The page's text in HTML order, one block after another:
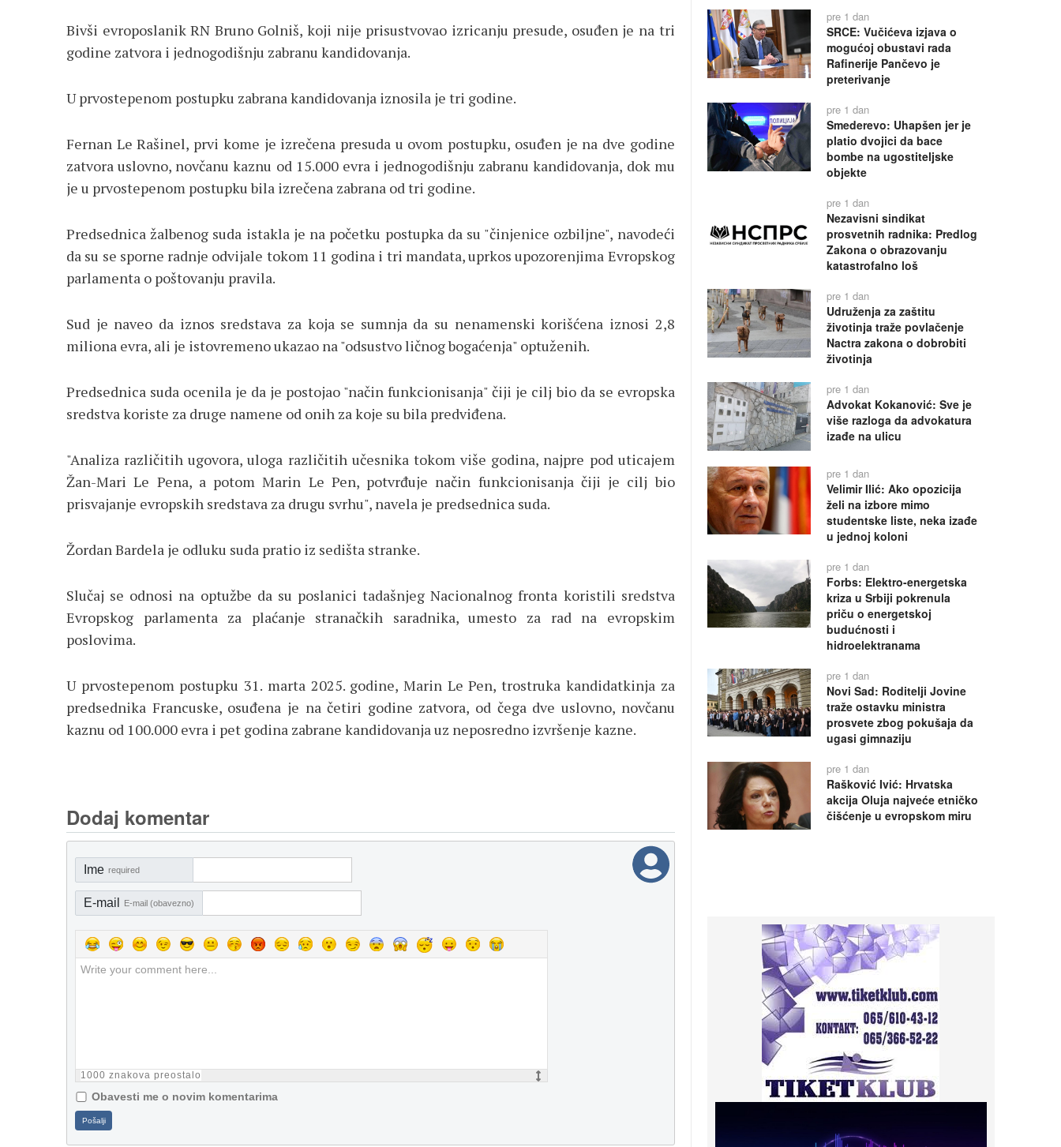
Bivši evroposlanik RN Bruno Golniš, koji nije prisustvovao izricanju presude, osuđen je na tri
godine zatvora i jednogodišnju zabranu kandidovanja.
U prvostepenom postupku zabrana kandidovanja iznosila je tri godine.
Fernan Le Rašinel, prvi kome je izrečena presuda u ovom postupku, osuđen je na dve godine
zatvora uslovno, novčanu kaznu od 15.000 evra i jednogodišnju zabranu kandidovanja, dok mu
je u prvostepenom postupku bila izrečena zabrana od tri godine.
Predsednica žalbenog suda istakla je na početku postupka da su "činjenice ozbiljne", navodeći
da su se sporne radnje odvijale tokom 11 godina i tri mandata, uprkos upozorenjima Evropskog
parlamenta o poštovanju pravila.
Sud je naveo da iznos sredstava za koja se sumnja da su nenamenski korišćena iznosi 2,8
miliona evra, ali je istovremeno ukazao na "odsustvo ličnog bogaćenja" optuženih.
Predsednica suda ocenila je da je postojao "način funkcionisanja" čiji je cilj bio da se evropska
sredstva koriste za druge namene od onih za koje su bila predviđena.
"Analiza različitih ugovora, uloga različitih učesnika tokom više godina, najpre pod uticajem
Žan-Mari Le Pena, a potom Marin Le Pen, potvrđuje način funkcionisanja čiji je cilj bio
prisvajanje evropskih sredstava za drugu svrhu", navela je predsednica suda.
Žordan Bardela je odluku suda pratio iz sedišta stranke.
Slučaj se odnosi na optužbe da su poslanici tadašnjeg Nacionalnog fronta koristili sredstva
Evropskog parlamenta za plaćanje stranačkih saradnika, umesto za rad na evropskim
poslovima.
U prvostepenom postupku 31. marta 2025. godine, Marin Le Pen, trostruka kandidatkinja za
predsednika Francuske, osuđena je na četiri godine zatvora, od čega dve uslovno, novčanu
kaznu od 100.000 evra i pet godina zabrane kandidovanja uz neposredno izvršenje kazne.
Dodaj komentar
Ime required
E-mail E-mail (obavezno)
1000 znakova preostalo
Obavesti me o novim komentarima
Pošalji
pre 1 dan
SRCE: Vučićeva izjava o
mogućoj obustavi rada
Rafinerije Pančevo je
preterivanje
pre 1 dan
Smederevo: Uhapšen jer je
platio dvojici da bace
bombe na ugostiteljske
objekte
pre 1 dan
Nezavisni sindikat
prosvetnih radnika: Predlog
Zakona o obrazovanju
katastrofalno loš
pre 1 dan
Udruženja za zaštitu
životinja traže povlačenje
Nactra zakona o dobrobiti
životinja
pre 1 dan
Advokat Kokanović: Sve je
više razloga da advokatura
izađe na ulicu
pre 1 dan
Velimir Ilić: Ako opozicija
želi na izbore mimo
studentske liste, neka izađe
u jednoj koloni
pre 1 dan
Forbs: Elektro-energetska
kriza u Srbiji pokrenula
priču o energetskoj
budućnosti i
hidroelektranama
pre 1 dan
Novi Sad: Roditelji Jovine
traže ostavku ministra
prosvete zbog pokušaja da
ugasi gimnaziju
pre 1 dan
Rašković Ivić: Hrvatska
akcija Oluja najveće etničko
čišćenje u evropskom miru